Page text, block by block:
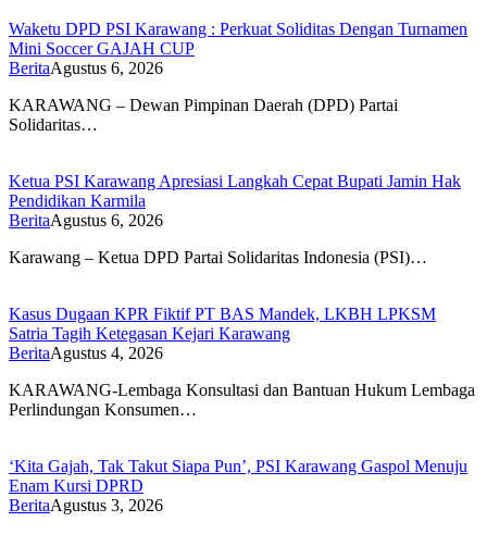
Waketu DPD PSI Karawang : Perkuat Soliditas Dengan Turnamen
Mini Soccer GAJAH CUP
BeritaAgustus 6, 2026
KARAWANG – Dewan Pimpinan Daerah (DPD) Partai
Solidaritas…
Ketua PSI Karawang Apresiasi Langkah Cepat Bupati Jamin Hak
Pendidikan Karmila
BeritaAgustus 6, 2026
Karawang – Ketua DPD Partai Solidaritas Indonesia (PSI)…
Kasus Dugaan KPR Fiktif PT BAS Mandek, LKBH LPKSM
Satria Tagih Ketegasan Kejari Karawang
BeritaAgustus 4, 2026
KARAWANG-Lembaga Konsultasi dan Bantuan Hukum Lembaga
Perlindungan Konsumen…
‘Kita Gajah, Tak Takut Siapa Pun’, PSI Karawang Gaspol Menuju
Enam Kursi DPRD
BeritaAgustus 3, 2026